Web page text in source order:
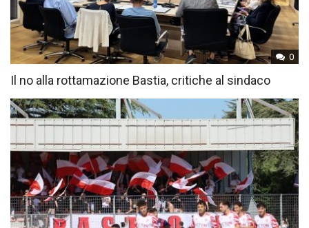
0
Il no alla rottamazione Bastia, critiche al sindaco